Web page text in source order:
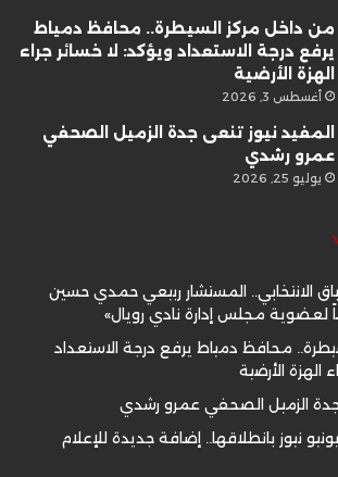
من داخل مركز السيطرة.. محافظ دمياط
يرفع درجة الاستعداد ويؤكد: لا خسائر جراء
الهزة الأرضية
أغسطس 3, 2026
المفيد نيوز تنعى جدة الزميل الصحفي
عمرو رشدي
يوليو 25, 2026
الانتخابي.. المستشار ربيعي حمدي حسين
لعضوية مجلس إدارة نادي رويال»
محافظ دمياط يرفع درجة الاستعداد
الهزة الأرضية
جدة الزميل الصحفي عمرو رشدي
نيوز بانطلاقها.. إضافة جديدة للإعلام